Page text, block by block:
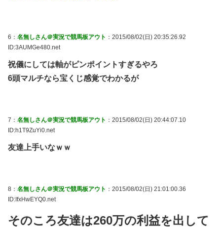
6： 名無しさん＠実況で競馬板アウト ：2015/08/02(日) 20:35:26.92
ID:3AUMGe480.net
祝儀にしては軸がピンポイントすぎるやろ
6頭マルチなら宝くじ感覚でわかるが
7： 名無しさん＠実況で競馬板アウト ：2015/08/02(日) 20:44:07.10
ID:h1T9ZuYi0.net
友達上手いなｗｗ
8： 名無しさん＠実況で競馬板アウト ：2015/08/02(日) 21:01:00.36
ID:IfxHwEYQ0.net
そのころ友達は260万の利益を出して